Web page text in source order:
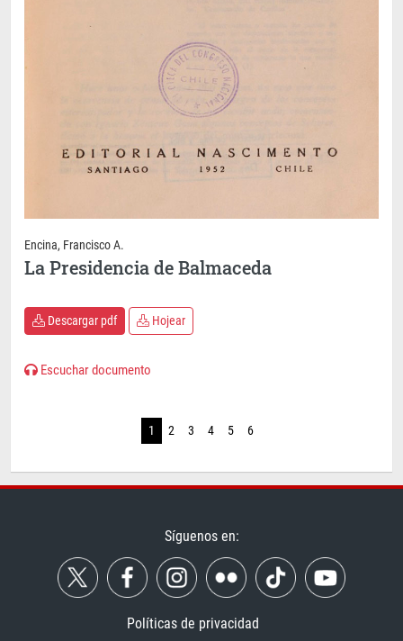
Encina, Francisco A.
La Presidencia de Balmaceda
Descargar pdf Hojear
Escuchar documento
1 2 3 4 5 6
Síguenos en:
Políticas de privacidad